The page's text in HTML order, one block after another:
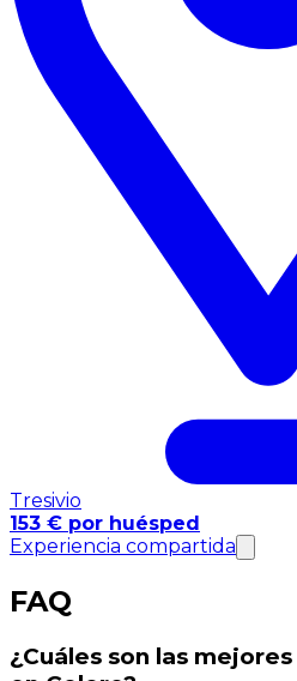
Tresivio
153 € por huésped
Experiencia compartida
FAQ
¿Cuáles son las